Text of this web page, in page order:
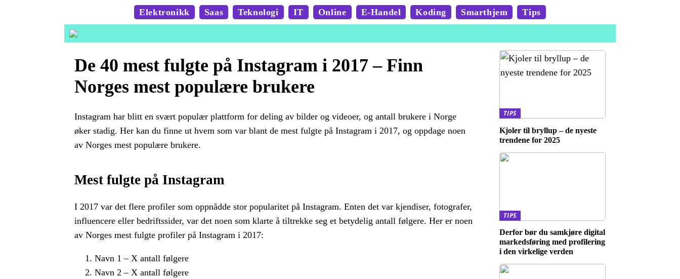
Elektronikk Saas Teknologi IT Online E-Handel Koding Smarthjem Tips
De 40 mest fulgte på Instagram i 2017 – Finn
Norges mest populære brukere
Instagram har blitt en svært populær plattform for deling av bilder og videoer, og antall brukere i Norge
øker stadig. Her kan du finne ut hvem som var blant de mest fulgte på Instagram i 2017, og oppdage noen
av Norges mest populære brukere.
Mest fulgte på Instagram
I 2017 var det flere profiler som oppnådde stor popularitet på Instagram. Enten det var kjendiser, fotografer,
influencere eller bedriftssider, var det noen som klarte å tiltrekke seg et betydelig antall følgere. Her er noen
av Norges mest fulgte profiler på Instagram i 2017:
Navn 1 – X antall følgere
Navn 2 – X antall følgere
TIPS
Kjoler til bryllup – de nyeste
trendene for 2025
TIPS
Derfor bør du samkjøre digital
markedsføring med profilering
i den virkelige verden